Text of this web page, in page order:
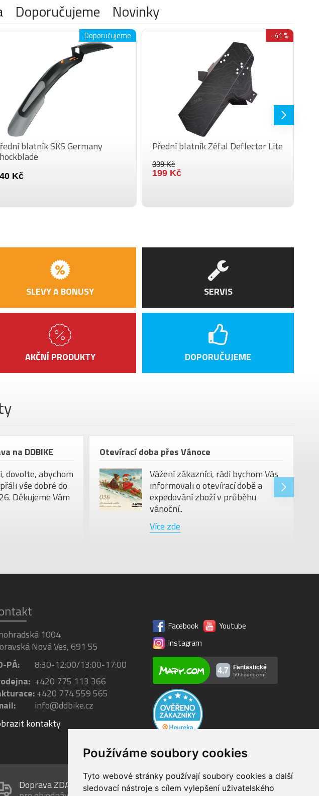
Používáme soubory cookies
Tyto webové stránky používají soubory cookies a další
sledovací nástroje s cílem vylepšení uživatelského
Doporučujeme Novinky
Doporučujeme
blatník SKS Germany
Kč
-41 %
Přední blatník Zéfal Deflector Lite
339 Kč
199 Kč
SLEVY A BONUSY
AKČNÍ PRODUKTY
SERVIS
DOPORUČUJEME
na DDBIKE
dovolte, abychom
vše dobré do
Děkujeme Vám
Otevírací doba přes Vánoce
Vážení zákazníci, rádi bychom Vás
informovali o otevírací době a
expedování zboží v průběhu
vánoční..
Více zde
1004
Nová Ves, 691 55
PÁ:
8:30-12:00/13:00-17:00
+420 775 113 366
+420 774 559 565
info@ddbike.cz
kontakty
Facebook
Youtube
Instagram
Doprava ZDARMA Dodání do 24h